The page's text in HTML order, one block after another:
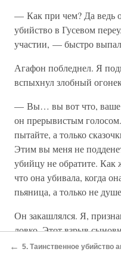
— Как при чем? Да ведь
убийство в Гусевом
участии, — быстро
Агафон побледнел. Я
вспыхнул злобный
— Вы… вы вот что, ваше
он прерывистым
пытайте, а только
Этим вы меня не
убийцу не обратите. Как
что она убивала, когда
пьяница, а только не
Он закашлялся. Я,
ловко. Этот взрыв
матери, которую он в то
←